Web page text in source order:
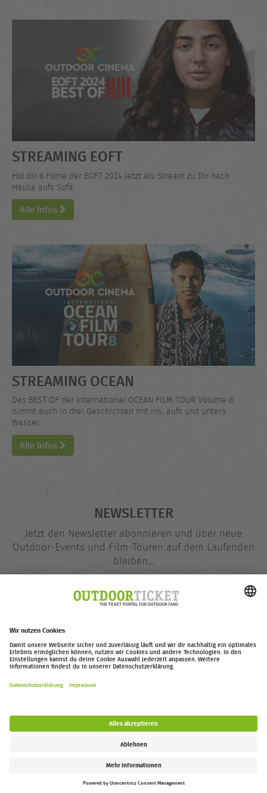
STREAMING EOFT
Hol dir 6 Filme der EOFT 2024 jetzt als Stream zu Dir nach
Hause aufs Sofa.
Alle Infos
STREAMING OCEAN
Das BEST OF der International OCEAN FILM TOUR Volume 8
nimmt euch in drei Geschichten mit ins, aufs und unters
Wasser.
Alle Infos
NEWSLETTER
Jetzt den Newsletter abonnieren und über neue
Outdoor-Events und Film-Touren auf dem Laufenden
bleiben…
Mail-
Adresse
outdoor-ticket.net– Ein Projekt von
Barrierefreiheitserklärung
Follow us: